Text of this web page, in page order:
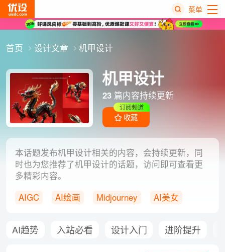
菜单
首页 设计文章 机甲设计
机甲设计
23 篇内容持续更新
收藏
订阅频道
本话题发布机甲设计相关的内容，会持续更新，同
时也为您推荐了机甲设计的话题，访问即可查看更
多精彩内容。
AIGC
AI绘画 Midjourney
AI美女
AI趋势 入站必看 设计入门 进阶提升